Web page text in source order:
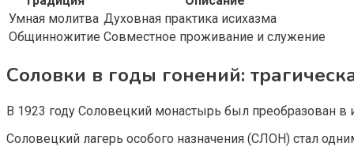
Умная молитва Духовная практика исихазма
Общинножитие Совместное проживание и служение
Соловки в годы гонений:
В 1923 году Соловецкий монастырь был преобразован в
Соловецкий лагерь особого назначения (СЛОН) стал